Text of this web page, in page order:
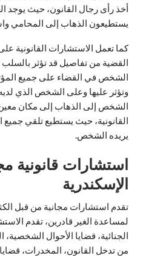
أخذ رأى رجال القانون، حيث يوجد
يستطيعون الذهاب إلى المحامي
كما تعمل الاستشارات القانونية
القضية من تفاصيل قد تؤثر
الشخص في القضاء على جميع
وتؤثر عليها وعلى الشخص الذي
الشخص إلى الذهاب إلى مكان
القانونية، حيث يستطيع تلقي
يريده الشخص.
استشارات قانونية
الإسكندرية
تقدم استشارات مجانية من قبل
لمساعدة الغير قادرين، تقدم
الجنائية، قضايا الأحوال الشخصية،
من تدخل القانون، المخدرات،